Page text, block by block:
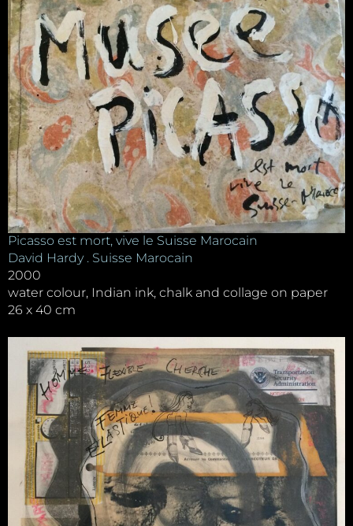
Picasso est mort, vive le Suisse Marocain
David Hardy . Suisse Marocain
2000
water colour, Indian ink, chalk and collage on paper
26 x 40 cm